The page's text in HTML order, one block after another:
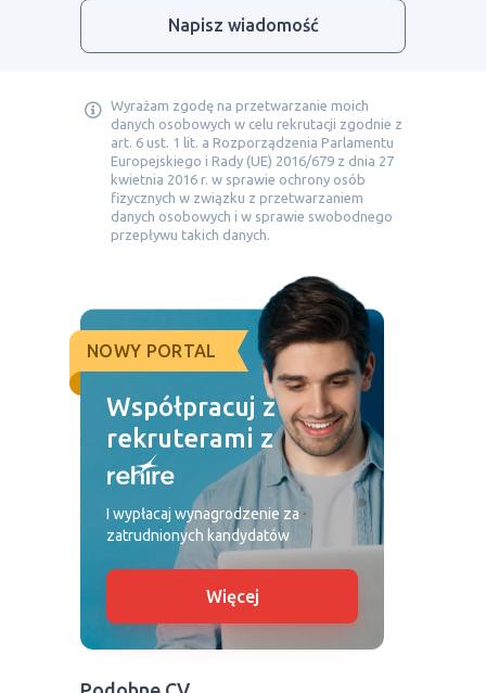
Napisz wiadomość
Wyrażam zgodę na przetwarzanie moich
danych osobowych w celu rekrutacji zgodnie z
art. 6 ust. 1 lit. a Rozporządzenia Parlamentu
Europejskiego i Rady (UE) 2016/679 z dnia 27
kwietnia 2016 r. w sprawie ochrony osób
fizycznych w związku z przetwarzaniem
danych osobowych i w sprawie swobodnego
przepływu takich danych.
NOWY PORTAL
Współpracuj z
rekruterami z
I wypłacaj wynagrodzenie za
zatrudnionych kandydatów
Więcej